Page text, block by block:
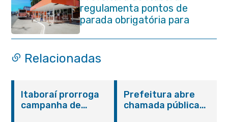
regulamenta pontos de
parada obrigatória para
transporte coletivo na
Avenida 22 de Maio
Relacionadas
Itaboraí prorroga
campanha de
Prefeitura abre
chamada pública